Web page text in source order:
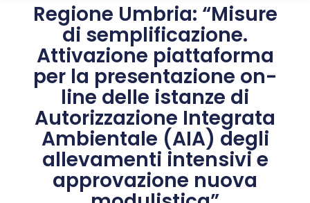
Regione Umbria: “Misure
di semplificazione.
Attivazione piattaforma
per la presentazione on-
line delle istanze di
Autorizzazione Integrata
Ambientale (AIA) degli
allevamenti intensivi e
approvazione nuova